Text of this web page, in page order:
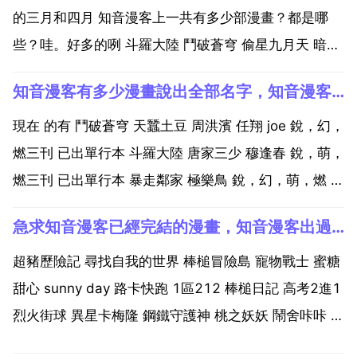
的三月和四月 知音漫客上一共有多少部漫畫？都是哪
些？哇。好多的咧 斗羅大陸 鬥破蒼穹 偷星九月天 暗夜
鄰家 逍遙奇俠 香子蘭小鎮 放課後少年 b.a.w 星海鏢師
魔人第二魔方 mic男團...
知音漫客有多少漫畫說出全部名字，知音漫客裡所有的漫畫名稱
現在 的有 鬥破蒼穹 天蠶土豆 周洪濱 任翔 joe 銳，幻，
燃三刊 已出單行本 斗羅大陸 唐家三少 穆逢春 銳，萌，
燃三刊 已出單行本 暴走鄰家 極樂鳥 銳，幻，萌，燃 四
出單行本 盜墓筆記之沙海 南派三叔 徐嘉 幻，燃雙刊 啞
舍 玄色 曉...
急求知音漫客已經完結的漫畫，知音漫客出過哪些好看的且已完結的漫畫？要已完結的
超豬歷險記 尋找自我的世界 棒槌冒險島 寵物戰士 蜜糖
甜心 sunny day 路卡快跑 1區212 棒槌日記 高考2進1
烈火街球 異星卡梅隆 鋼鐵守護神 桃之妖妖 鬧舍咔咔 極